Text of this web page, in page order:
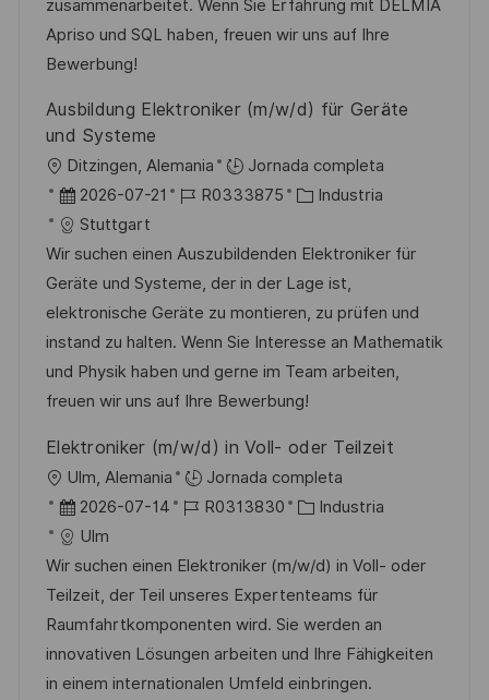
ó
n
e
p
u
l
a
c
p
l
r
í
zusammenarbeitet. Wenn Sie Erfahrung mit DELMIA
Apriso und SQL haben, freuen wir uns auf Ihre
Bewerbung!
Ausbildung Elektroniker (m/w/d) für Geräte
und Systeme
U
b
c
a
c
i
ó
n
Ditzingen, Alemania
Jornada completa
F
e
c
h
a
d
e
p
b
l
i
c
a
c
i
ó
n
2026-07-21
I
d
e
e
m
p
l
o
R0333875
C
t
e
g
o
r
í
Industria
Stuttgart
Wir suchen einen Auszubildenden Elektroniker für
Geräte und Systeme, der in der Lage ist,
elektronische Geräte zu montieren, zu prüfen und
instand zu halten. Wenn Sie Interesse an Mathematik
und Physik haben und gerne im Team arbeiten,
freuen wir uns auf Ihre Bewerbung!
Elektroniker (m/w/d) in Voll- oder Teilzeit
U
b
c
a
c
i
ó
Ulm, Alemania
Jornada completa
F
e
c
h
a
d
e
2026-07-14
I
d
e
e
m
p
R0313830
C
t
e
g
o
r
Industria
Ulm
Wir suchen einen Elektroniker (m/w/d) in Voll- oder
Teilzeit, der Teil unseres Expertenteams für
Raumfahrtkomponenten wird. Sie werden an
innovativen Lösungen arbeiten und Ihre Fähigkeiten
in einem internationalen Umfeld einbringen.